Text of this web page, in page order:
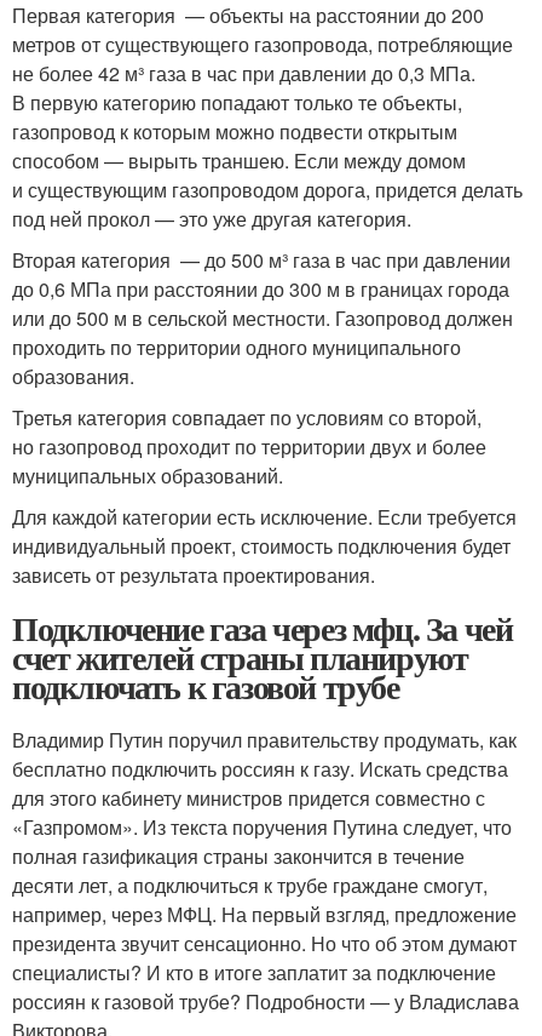
Первая категория — объекты на расстоянии до 200
метров от существующего газопровода, потребляющие
не более 42 м³ газа в час при давлении до 0,3 МПа.
В первую категорию попадают только те объекты,
газопровод к которым можно подвести открытым
способом — вырыть траншею. Если между домом
и существующим газопроводом дорога, придется делать
под ней прокол — это уже другая категория.
Вторая категория — до 500 м³ газа в час при давлении
до 0,6 МПа при расстоянии до 300 м в границах города
или до 500 м в сельской местности. Газопровод должен
проходить по территории одного муниципального
образования.
Третья категория совпадает по условиям со второй,
но газопровод проходит по территории двух и более
муниципальных образований.
Для каждой категории есть исключение. Если требуется
индивидуальный проект, стоимость подключения будет
зависеть от результата проектирования.
Подключение газа через мфц. За чей
счет жителей страны планируют
подключать к газовой трубе
Владимир Путин поручил правительству продумать, как
бесплатно подключить россиян к газу. Искать средства
для этого кабинету министров придется совместно с
«Газпромом». Из текста поручения Путина следует, что
полная газификация страны закончится в течение
десяти лет, а подключиться к трубе граждане смогут,
например, через МФЦ. На первый взгляд, предложение
президента звучит сенсационно. Но что об этом думают
специалисты? И кто в итоге заплатит за подключение
россиян к газовой трубе? Подробности — у Владислава